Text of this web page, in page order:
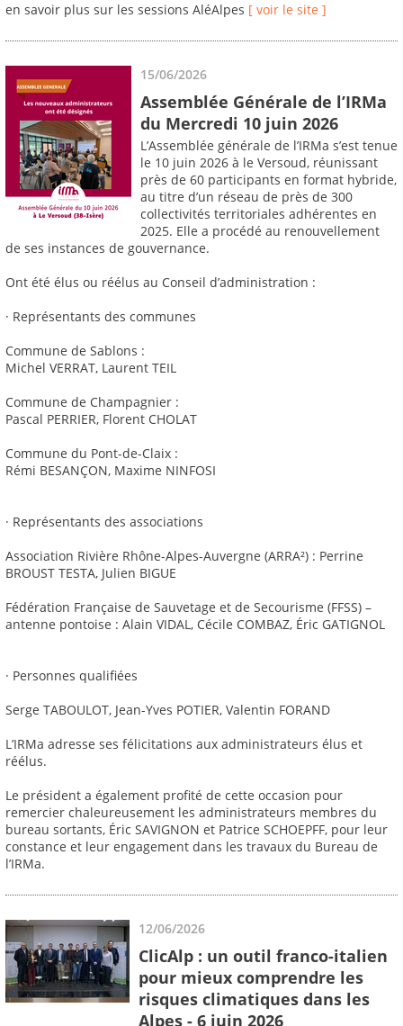
en savoir plus sur les sessions AléAlpes [ voir le site ]
15/06/2026
Assemblée Générale de l’IRMa
du Mercredi 10 juin 2026
L’Assemblée générale de l’IRMa s’est tenue
le 10 juin 2026 à le Versoud, réunissant
près de 60 participants en format hybride,
au titre d’un réseau de près de 300
collectivités territoriales adhérentes en
2025. Elle a procédé au renouvellement
de ses instances de gouvernance.
Ont été élus ou réélus au Conseil d’administration :
· Représentants des communes
Commune de Sablons :
Michel VERRAT, Laurent TEIL
Commune de Champagnier :
Pascal PERRIER, Florent CHOLAT
Commune du Pont-de-Claix :
Rémi BESANÇON, Maxime NINFOSI
· Représentants des associations
Association Rivière Rhône-Alpes-Auvergne (ARRA²) : Perrine
BROUST TESTA, Julien BIGUE
Fédération Française de Sauvetage et de Secourisme (FFSS) –
antenne pontoise : Alain VIDAL, Cécile COMBAZ, Éric GATIGNOL
· Personnes qualifiées
Serge TABOULOT, Jean-Yves POTIER, Valentin FORAND
L’IRMa adresse ses félicitations aux administrateurs élus et
réélus.
Le président a également profité de cette occasion pour
remercier chaleureusement les administrateurs membres du
bureau sortants, Éric SAVIGNON et Patrice SCHOEPFF, pour leur
constance et leur engagement dans les travaux du Bureau de
l’IRMa.
12/06/2026
ClicAlp : un outil franco-italien
pour mieux comprendre les
risques climatiques dans les
Alpes - 6 juin 2026